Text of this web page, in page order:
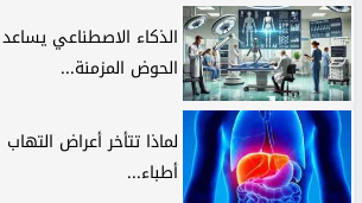
الذكاء الاصطناعي
الحوض المزمنة...
لماذا تتأخر أعراض
أطباء...